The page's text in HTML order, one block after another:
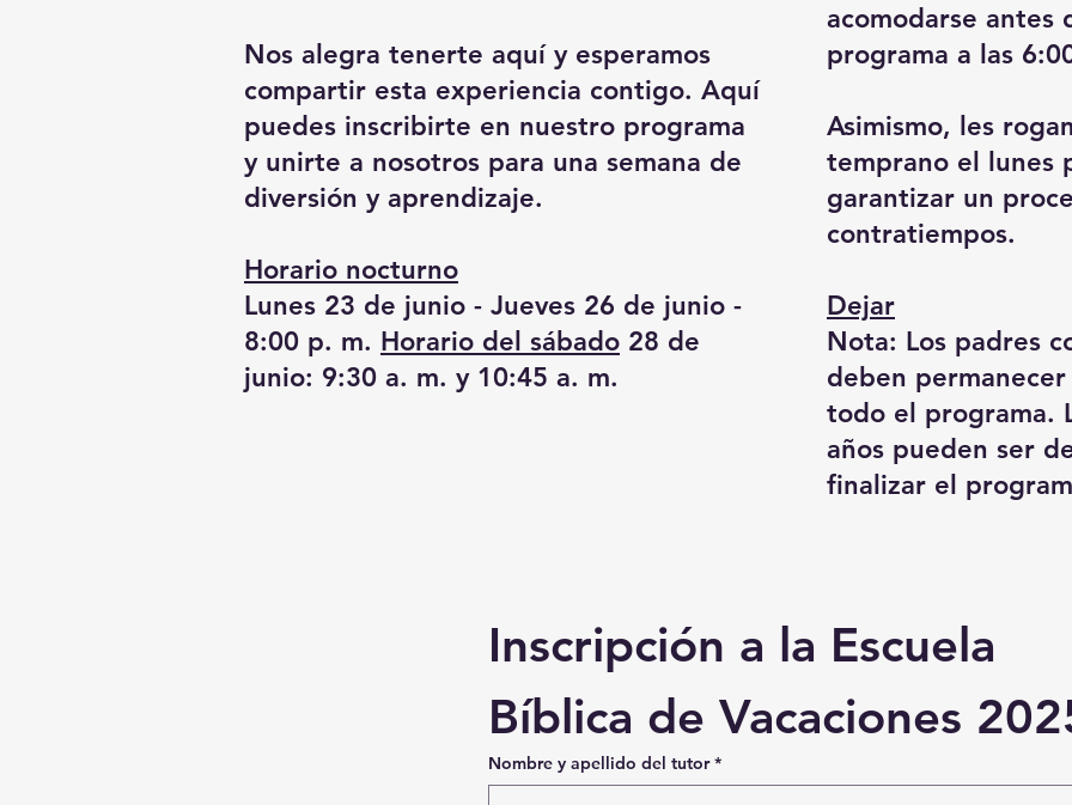
Nos alegra tenerte aquí y esperamos
compartir esta experiencia contigo. Aquí
puedes inscribirte en nuestro programa
y unirte a nosotros para una semana de
diversión y aprendizaje.
Horario nocturno
Lunes 23 de junio - Jueves 26 de junio -
8:00 p. m. Horario del sábado 28 de
junio: 9:30 a. m. y 10:45 a. m.
acomodarse antes
programa a las
Asimismo, les
temprano el lunes
garantizar un
contratiempos.
Dejar
Nota: Los padres
deben
todo el programa.
años pueden ser
finalizar el
Inscripción a la Escuela
Bíblica de Vacaciones
Nombre y apellido del tutor *